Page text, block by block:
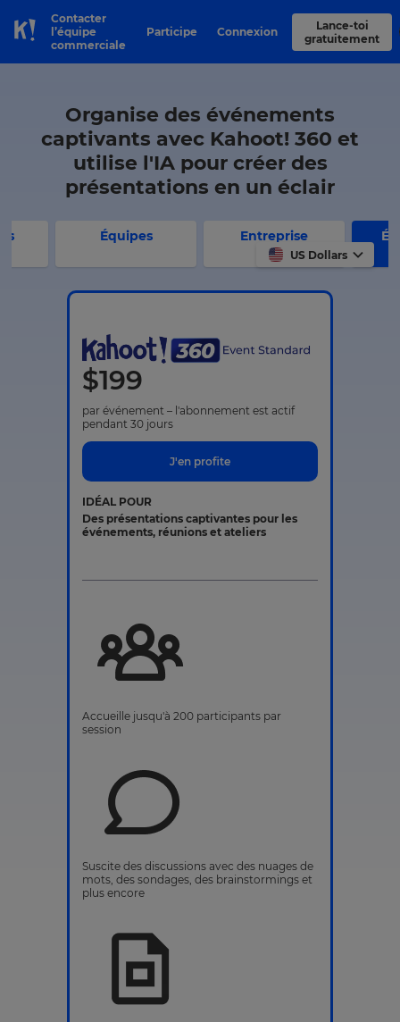
Skip to Page content
Contacter
l’équipe
commerciale
Participe Connexion
Lance-toi
gratuitement
Organise des événements
captivants avec Kahoot! 360 et
utilise l'IA pour créer des
présentations en un éclair
Équipes Entreprise
US Dollars
$199
par événement – l'abonnement est actif
pendant 30 jours
J'en profite
IDÉAL POUR
Des présentations captivantes pour les
événements, réunions et ateliers
Accueille jusqu'à 200 participants par
session
Suscite des discussions avec des nuages de
mots, des sondages, des brainstormings et
plus encore